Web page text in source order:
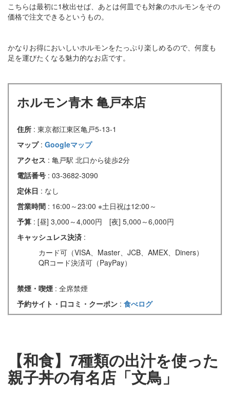
こちらは最初に1枚出せば、あとは何皿でも対象のホルモンをその
価格で注文できるというもの。
かなりお得においしいホルモンをたっぷり楽しめるので、何度も
足を運びたくなる魅力的なお店です。
ホルモン青木 亀戸本店
住所 : 東京都江東区亀戸5-13-1
マップ : Googleマップ
アクセス : 亀戸駅 北口から徒歩2分
電話番号 : 03-3682-3090
定休日 : なし
営業時間 : 16:00～23:00 ※土日祝は12:00～
予算 : [昼] 3,000～4,000円 [夜] 5,000～6,000円
キャッシュレス決済 :
カード可（VISA、Master、JCB、AMEX、Diners）
QRコード決済可（PayPay）
禁煙・喫煙 : 全席禁煙
予約サイト・口コミ・クーポン : 食べログ
【和食】7種類の出汁を使った
親子丼の有名店「文鳥」